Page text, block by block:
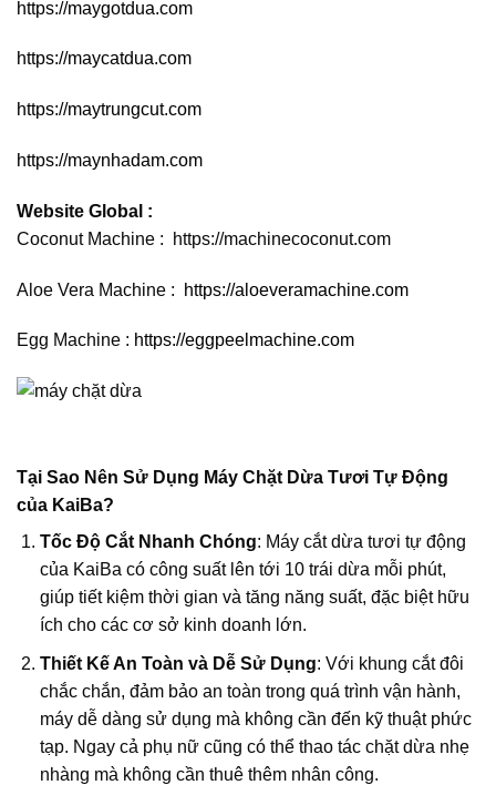
https://maygotdua.com
https://maycatdua.com
https://maytrungcut.com
https://maynhadam.com
Website Global :
Coconut Machine :
https://machinecoconut.com
Aloe Vera Machine : https://aloeveramachine.com
Egg Machine : https://eggpeelmachine.com
Tại Sao Nên Sử Dụng Máy Chặt Dừa Tươi Tự Động
của KaiBa?
Tốc Độ Cắt Nhanh Chóng: Máy cắt dừa tươi tự động
của KaiBa có công suất lên tới 10 trái dừa mỗi phút,
giúp tiết kiệm thời gian và tăng năng suất, đặc biệt hữu
ích cho các cơ sở kinh doanh lớn.
Thiết Kế An Toàn và Dễ Sử Dụng: Với khung cắt đôi
chắc chắn, đảm bảo an toàn trong quá trình vận hành,
máy dễ dàng sử dụng mà không cần đến kỹ thuật phức
tạp. Ngay cả phụ nữ cũng có thể thao tác chặt dừa nhẹ
nhàng mà không cần thuê thêm nhân công.